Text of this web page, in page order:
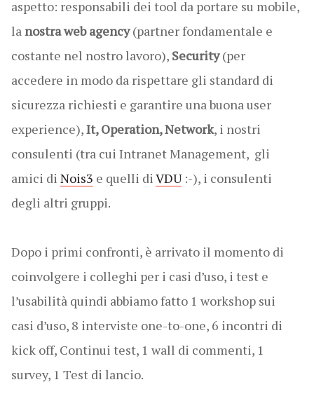
aspetto: responsabili dei tool da portare su mobile,
lanostra web agency(partner fondamentale e
costante nel nostro lavoro), Security(per
accedere in modo da rispettare gli standard di
sicurezza richiesti e garantire una buona user
experience),It, Operation, Network, i nostri
consulenti (tra cui Intranet Management, gli
amici di Nois3 e quelli diVDU:-), i consulenti
degli altri gruppi.
Dopo i primi confronti, è arrivato il momento di
coinvolgere i colleghi per i casi d’uso, i test e
l’usabilità quindi abbiamo fatto 1 workshop sui
casi d’uso, 8 interviste one-to-one, 6 incontri di
kick off, Continui test, 1 wall di commenti, 1
survey, 1 Test di lancio.